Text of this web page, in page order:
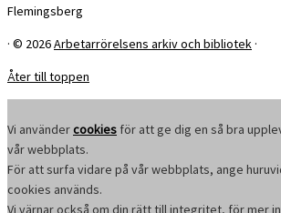
Flemingsberg
· © 2026Arbetarrörelsens arkiv och bibliotek ·
Åter till toppen
Vi användercookies för att ge dig en så bra
vår webbplats.
För att surfa vidare på vår webbplats, ange
cookies används.
Vi värnar också om din rätt till integritet, för mer